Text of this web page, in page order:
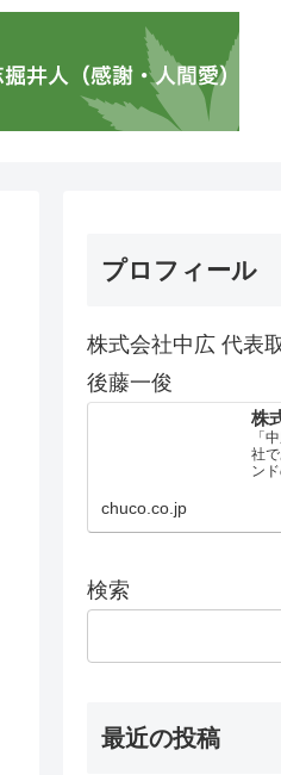
プロフィール
株式会社中広 代表
後藤一俊
株
「
社
ン
chuco.co.jp
検索
最近の投稿